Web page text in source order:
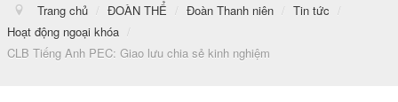
Trang chủ / ĐOÀN THỂ / Đoàn Thanh niên / Tin tức
/
Hoạt động ngoại khóa /
CLB Tiếng Anh PEC: Giao lưu chia sẻ kinh nghiệm